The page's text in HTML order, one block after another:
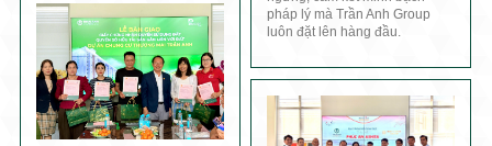
pháp lý mà Trần Anh Group
luôn đặt lên hàng đầu.